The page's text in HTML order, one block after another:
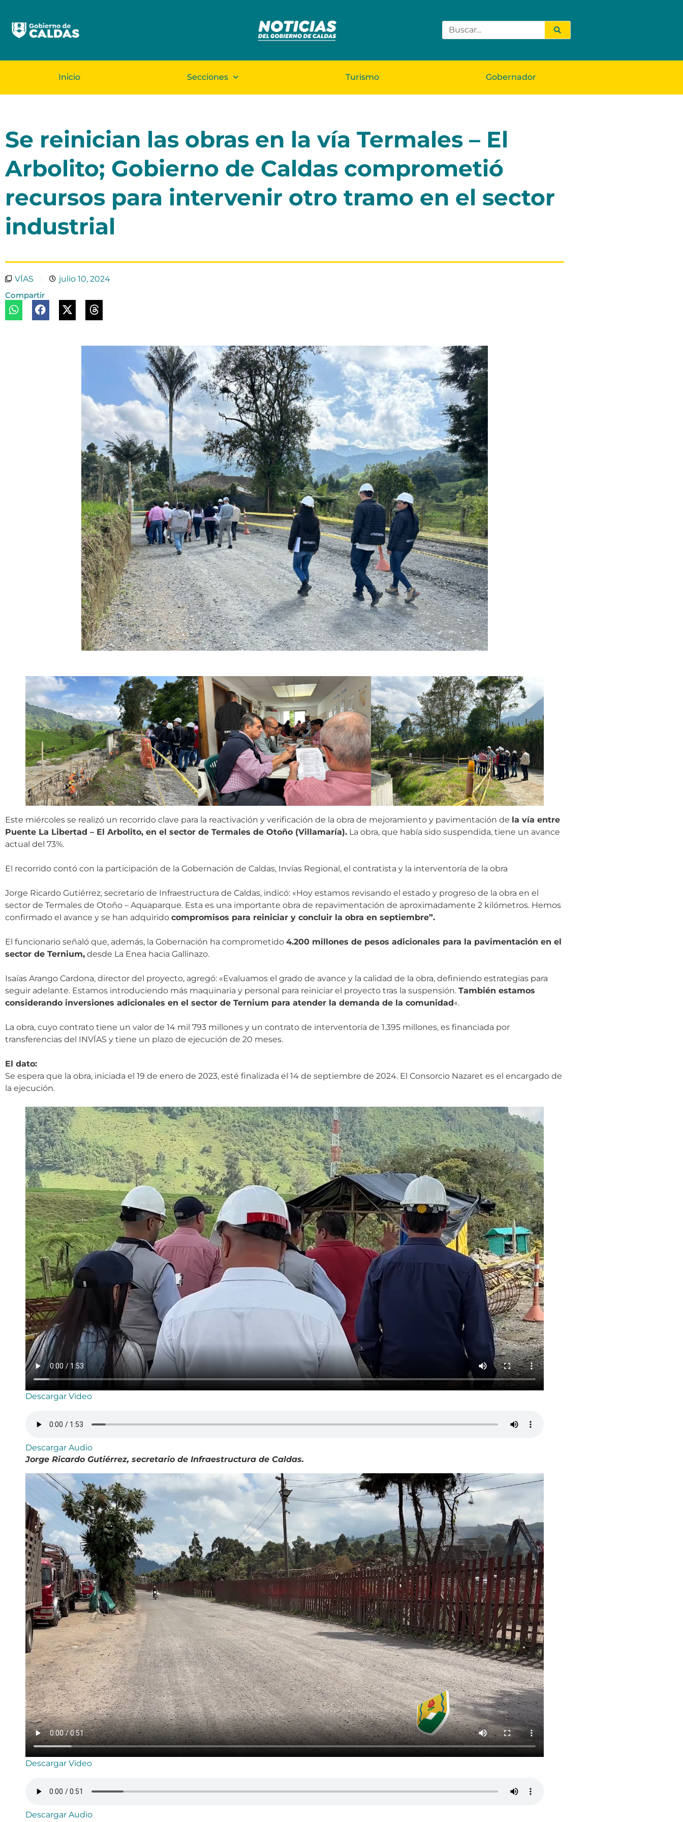
Inicio Secciones Turismo Gobernador
Se reinician las obras en la vía Termales – El
Arbolito; Gobierno de Caldas comprometió
recursos para intervenir otro tramo en el sector
industrial
VÍAS
julio 10, 2024
Compartir
Este miércoles se realizó un recorrido clave para la reactivación y verificación de la obra de mejoramiento y pavimentación de la vía entre
Puente La Libertad – El Arbolito, en el sector de Termales de Otoño (Villamaría). La obra, que había sido suspendida, tiene un avance
actual del 73%.
El recorrido contó con la participación de la Gobernación de Caldas, Invías Regional, el contratista y la interventoría de la obra
Jorge Ricardo Gutiérrez, secretario de Infraestructura de Caldas, indicó: «Hoy estamos revisando el estado y progreso de la obra en el
sector de Termales de Otoño – Aquaparque. Esta es una importante obra de repavimentación de aproximadamente 2 kilómetros. Hemos
confirmado el avance y se han adquirido compromisos para reiniciar y concluir la obra en septiembre”.
El funcionario señaló que, además, la Gobernación ha comprometido 4.200 millones de pesos adicionales para la pavimentación en el
sector de Ternium, desde La Enea hacia Gallinazo.
Isaías Arango Cardona, director del proyecto, agregó: «Evaluamos el grado de avance y la calidad de la obra, definiendo estrategias para
seguir adelante. Estamos introduciendo más maquinaria y personal para reiniciar el proyecto tras la suspensión. También estamos
considerando inversiones adicionales en el sector de Ternium para atender la demanda de la comunidad«.
La obra, cuyo contrato tiene un valor de 14 mil 793 millones y un contrato de interventoría de 1.395 millones, es financiada por
transferencias del INVÍAS y tiene un plazo de ejecución de 20 meses.
El dato:
Se espera que la obra, iniciada el 19 de enero de 2023, esté finalizada el 14 de septiembre de 2024. El Consorcio Nazaret es el encargado de
la ejecución.
Descargar Video
Descargar Audio
Jorge Ricardo Gutiérrez, secretario de Infraestructura de Caldas.
Descargar Video
Descargar Audio